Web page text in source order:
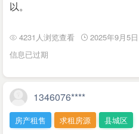
以。
4231人浏览查看 2025年9月5日
信息已过期
1346076****
房产租售 求租房源 县城区